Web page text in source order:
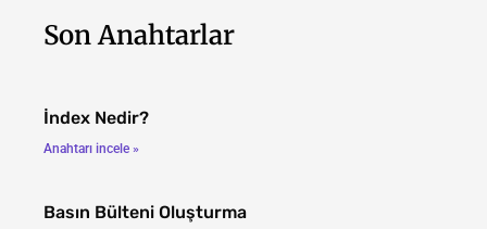
Son Anahtarlar
İndex Nedir?
Anahtarı incele »
Basın Bülteni Oluşturma